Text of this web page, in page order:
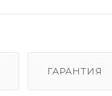
ГАРАНТИЯ